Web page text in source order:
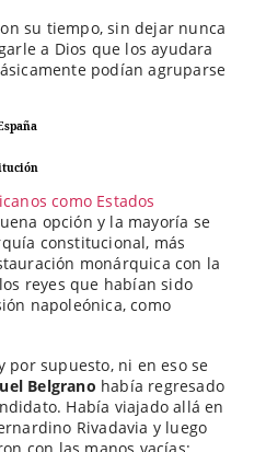
su tiempo, sin dejar nunca
a Dios que los ayudara
podían agruparse
como Estados
opción y la mayoría se
constitucional, más
monárquica con la
reyes que habían sido
napoleónica, como
por supuesto, ni en eso se
Belgrano había regresado
Había viajado allá en
Rivadavia y luego